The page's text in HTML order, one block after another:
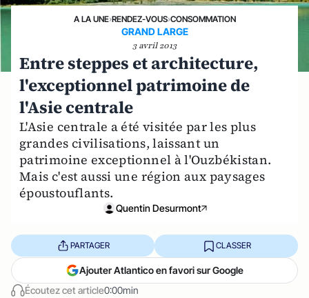
A LA UNE›RENDEZ-VOUS›CONSOMMATION
GRAND LARGE
3 avril 2013
Entre steppes et architecture,
l'exceptionnel patrimoine de
l'Asie centrale
L'Asie centrale a été visitée par les plus
grandes civilisations, laissant un
patrimoine exceptionnel à l'Ouzbékistan.
Mais c'est aussi une région aux paysages
époustouflants.
Quentin Desurmont
Écoutez cet article0:00min
PARTAGER CLASSER
Ajouter Atlantico en favori sur Google